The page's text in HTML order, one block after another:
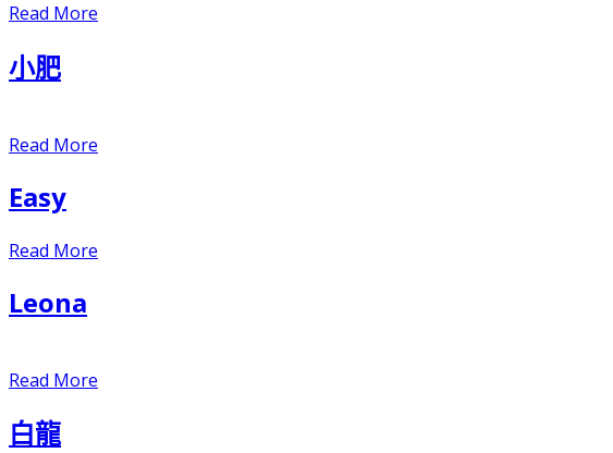
Read More
小肥
Read More
Easy
Read More
Leona
Read More
白龍